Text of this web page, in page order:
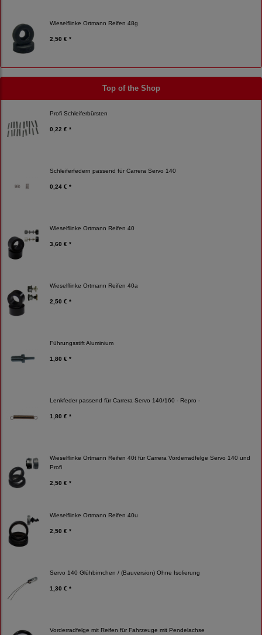
Wieselflinke Ortmann Reifen 48g
2,50 € *
Top of the Shop
Profi Schleiferbürsten
0,22 € *
Schleiferfedern passend für Carrera Servo 140
0,24 € *
Wieselflinke Ortmann Reifen 40
3,60 € *
Wieselflinke Ortmann Reifen 40a
2,50 € *
Führungsstift Aluminium
1,80 € *
Lenkfeder passend für Carrera Servo 140/160 - Repro -
1,80 € *
Wieselflinke Ortmann Reifen 40t für Carrera Vorderradfelge Servo 140 und
Profi
2,50 € *
Wieselflinke Ortmann Reifen 40u
2,50 € *
Servo 140 Glühbirnchen / (Bauversion) Ohne Isolierung
1,30 € *
Vorderradfelge mit Reifen für Fahrzeuge mit Pendelachse